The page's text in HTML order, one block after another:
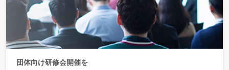
団体向け研修会開催を